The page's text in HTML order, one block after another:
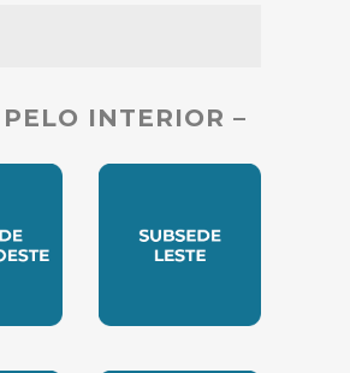
INTERIOR –